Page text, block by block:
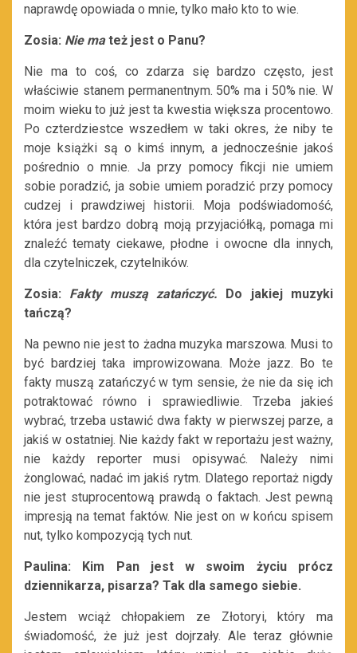
naprawdę opowiada o mnie, tylko mało kto to wie.
Zosia: Nie mateż jest o Panu?
Nie ma to coś, co zdarza się bardzo często, jest
właściwie stanem permanentnym. 50% ma i 50% nie. W
moim wieku to już jest ta kwestia większa procentowo.
Po czterdziestce wszedłem w taki okres, że niby te
moje książki są o kimś innym, a jednocześnie jakoś
pośrednio o mnie. Ja przy pomocy fikcji nie umiem
sobie poradzić, ja sobie umiem poradzić przy pomocy
cudzej i prawdziwej historii. Moja podświadomość,
która jest bardzo dobrą moją przyjaciółką, pomaga mi
znaleźć tematy ciekawe, płodne i owocne dla innych,
dla czytelniczek, czytelników.
Zosia: Fakty muszą zatańczyć. Do jakiej muzyki
tańczą?
Na pewno nie jest to żadna muzyka marszowa. Musi to
być bardziej taka improwizowana. Może jazz. Bo te
fakty muszą zatańczyć w tym sensie, że nie da się ich
potraktować równo i sprawiedliwie. Trzeba jakieś
wybrać, trzeba ustawić dwa fakty w pierwszej parze, a
jakiś w ostatniej. Nie każdy fakt w reportażu jest ważny,
nie każdy reporter musi opisywać. Należy nimi
żonglować, nadać im jakiś rytm. Dlatego reportaż nigdy
nie jest stuprocentową prawdą o faktach. Jest pewną
impresją na temat faktów. Nie jest on w końcu spisem
nut, tylko kompozycją tych nut.
Paulina: Kim Pan jest w swoim życiu prócz
dziennikarza, pisarza? Tak dla samego siebie.
Jestem wciąż chłopakiem ze Złotoryi, który ma
świadomość, że już jest dojrzały. Ale teraz głównie